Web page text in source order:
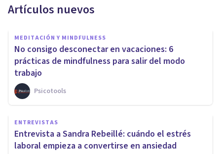
Artículos nuevos
MEDITACIÓN Y MINDFULNESS
No consigo desconectar en vacaciones: 6
prácticas de mindfulness para salir del modo
trabajo
Psicotools
ENTREVISTAS
Entrevista a Sandra Rebeillé: cuándo el estrés
laboral empieza a convertirse en ansiedad